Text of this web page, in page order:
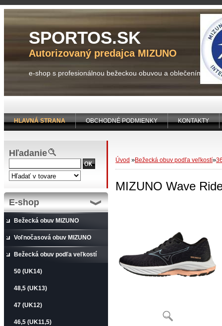
SPORTOS.SK
Autorizovaný predajca MIZUNO
e-shop s profesionálnou bežeckou obuvou a oblečením
HLAVNÁ STRANA OBCHODNÉ PODMIENKY KONTAKTY
Hľadanie
E-shop
Bežecká obuv MIZUNO
Voľnočasová obuv MIZUNO
Bežecká obuv podľa veľkostí
50 (UK14)
48,5 (UK13)
47 (UK12)
46,5 (UK11,5)
Úvod »Bežecká obuv podľa veľkostí»
MIZUNO Wave